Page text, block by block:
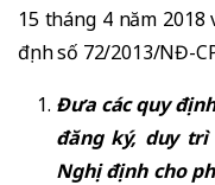
15 tháng 4 năm
định số 72/2013/NĐ-
Đưa các quy
đăng ký, duy
Nghị định cho